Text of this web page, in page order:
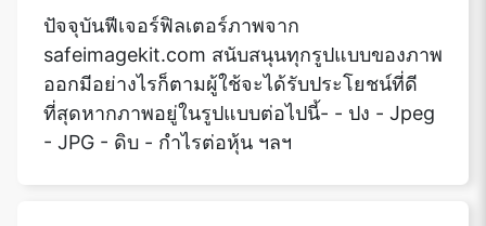
ปัจจุบันฟีเจอร์ฟิลเตอร์ภาพจาก
safeimagekit.com สนับสนุนทุกรูปแบบของภาพ
ออกมีอย่างไรก็ตามผู้ใช้จะได้รับประโยชน์ที่ดี
ที่สุดหากภาพอยู่ในรูปแบบต่อไปนี้- - ปง - Jpeg
- JPG - ดิบ - กำไรต่อหุ้น ฯลฯ